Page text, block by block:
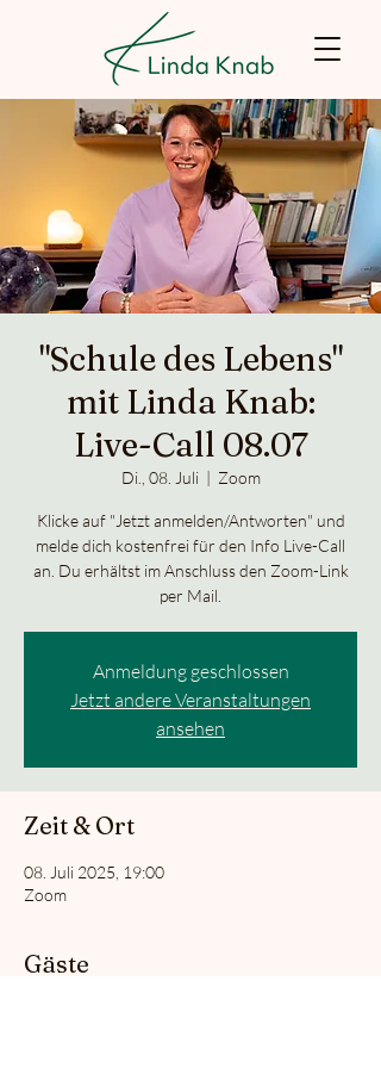
"Schule des Lebens"
mit Linda Knab:
Live-Call 08.07
Di., 08. Juli
  |
Zoom
Klicke auf "Jetzt anmelden/Antworten" und
melde dich kostenfrei für den Info Live-Call
an. Du erhältst im Anschluss den Zoom-Link
per Mail.
Anmeldung geschlossen
Jetzt andere Veranstaltungen
ansehen
Zeit & Ort
08. Juli 2025, 19:00
Zoom
Gäste